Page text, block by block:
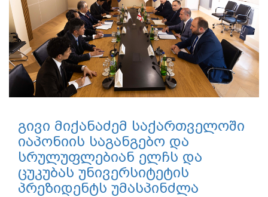
გივი მიქანაძემ საქართველოში
იაპონიის საგანგებო და
სრულუფლებიან ელჩს და
ცუკუბას უნივერსიტეტის
პრეზიდენტს უმასპინძლა